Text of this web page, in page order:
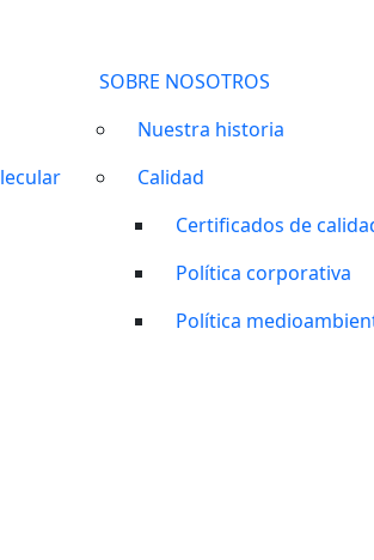
SOBRE NOSOTROS
Nuestra historia
Calidad
Certificados de
Política corporativa
Política